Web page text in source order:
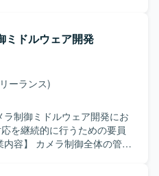
いただきます。 【求め
本設計からテストまでを主
。認証機能など新しい技術
囲と協調しながら開発を進
ンの魅力】
に近い組込端末の開発に携
込Linuxに関する知見を深め
ら評価まで幅広い工程に関
一貫した経験を積むことが
ミドルウェア開発
ーランス)
ラ制御ミドルウェア開発にお
を継続的に行うための要員